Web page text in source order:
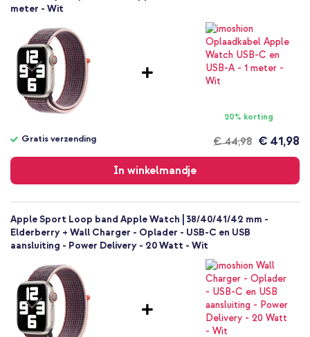
meter - Wit
20% korting
€ 44,98
Gratis verzending € 41,98
In winkelmandje
verzending
Apple Sport Loop band Apple Watch | 38/40/41/42 mm -
Elderberry + Wall Charger - Oplader - USB-C en USB
aansluiting - Power Delivery - 20 Watt - Wit